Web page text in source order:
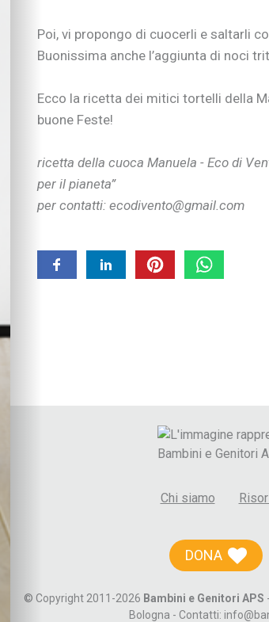
Attività extra-scuola
Nuove tecnologie
Educazione digitale
Strumenti digitali
Tecnologia e intrattenimento
SOS bambini
Salute
Nutrizione
I consigli dei pediatri
Benessere
Lo spazio d’ascolto
Cognomi autori A-F
Cognomi autori G-M
Poi, vi propongo di cuocerli e saltarli
Buonissima anche l’aggiunta di noci
Ecco la ricetta dei mitici tortelli della
buone Feste!
ricetta della cuoca Manuela - Eco di
per il pianeta”
per contatti: ecodivento@gmail.com
Chi siamo
DONA
© Copyright 2011-2026 Bambini e Genitori APS
Bologna - Contatti: